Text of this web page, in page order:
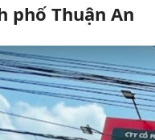
phố Thuận An